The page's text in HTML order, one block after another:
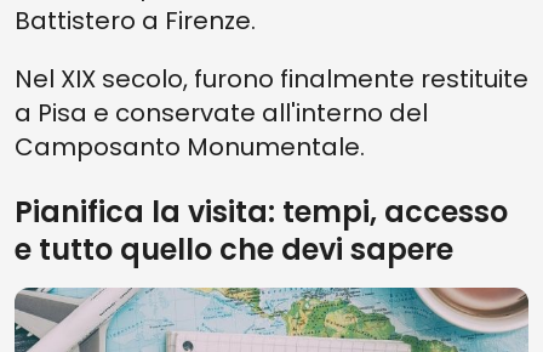
Battistero a Firenze.
Nel XIX secolo, furono finalmente restituite
a Pisa e conservate all'interno del
Camposanto Monumentale.
Pianifica la visita: tempi, accesso
e tutto quello che devi sapere